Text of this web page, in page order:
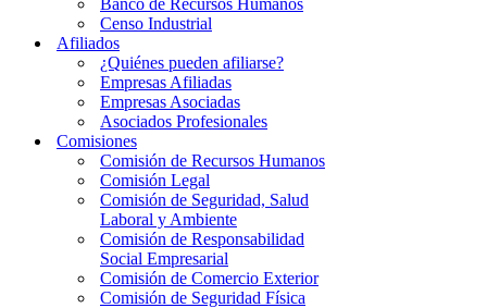
Banco de Recursos Humanos
Censo Industrial
Afiliados
¿Quiénes pueden afiliarse?
Empresas Afiliadas
Empresas Asociadas
Asociados Profesionales
Comisiones
Comisión de Recursos Humanos
Comisión Legal
Comisión de Seguridad, Salud
Laboral y Ambiente
Comisión de Responsabilidad
Social Empresarial
Comisión de Comercio Exterior
Comisión de Seguridad Física